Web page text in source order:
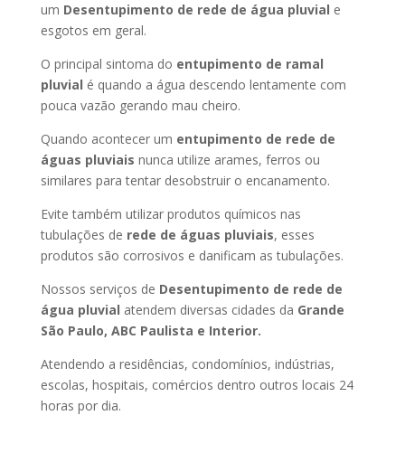
um Desentupimento de rede de água pluvial e
esgotos em geral.
O principal sintoma do entupimento de ramal
pluvial é quando a água descendo lentamente com
pouca vazão gerando mau cheiro.
Quando acontecer um entupimento de rede de
águas pluviais nunca utilize arames, ferros ou
similares para tentar desobstruir o encanamento.
Evite também utilizar produtos químicos nas
tubulações de rede de águas pluviais, esses
produtos são corrosivos e danificam as tubulações.
Nossos serviços de Desentupimento de rede de
água pluvial atendem diversas cidades da Grande
São Paulo, ABC Paulista e Interior.
Atendendo a residências, condomínios, indústrias,
escolas, hospitais, comércios dentro outros locais 24
horas por dia.